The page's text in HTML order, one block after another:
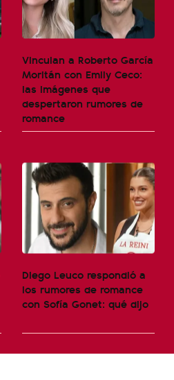
Vinculan a Roberto García
Moritán con Emily Ceco:
las imágenes que
despertaron rumores de
romance
Diego Leuco respondió a
los rumores de romance
con Sofía Gonet: qué dijo